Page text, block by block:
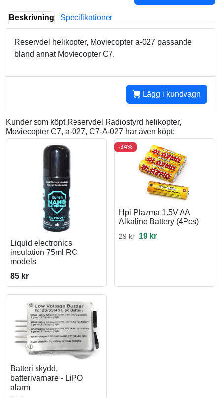
Beskrivning Specifikationer
Reservdel helikopter, Moviecopter a-027 passande
bland annat Moviecopter C7.
Lägg i kundvagn
Kunder som köpt Reservdel Radiostyrd helikopter,
Moviecopter C7, a-027, C7-A-027 har även köpt:
Liquid electronics
insulation 75ml RC
models
85 kr
-34%
Hpi Plazma 1.5V AA
Alkaline Battery (4Pcs)
29 kr 19 kr
Batteri skydd,
batterivarnare - LiPO
alarm